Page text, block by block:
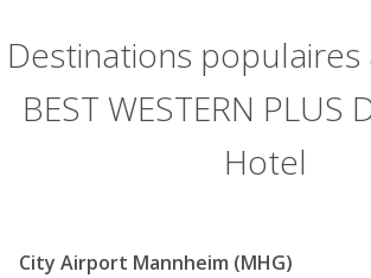
Destinations
BEST WESTERN PLUS
Hotel
City Airport Mannheim (MHG)